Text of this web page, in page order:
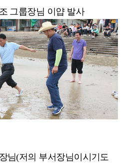
그룹장님 이얍 발사
님(저의 부서장님이시기도